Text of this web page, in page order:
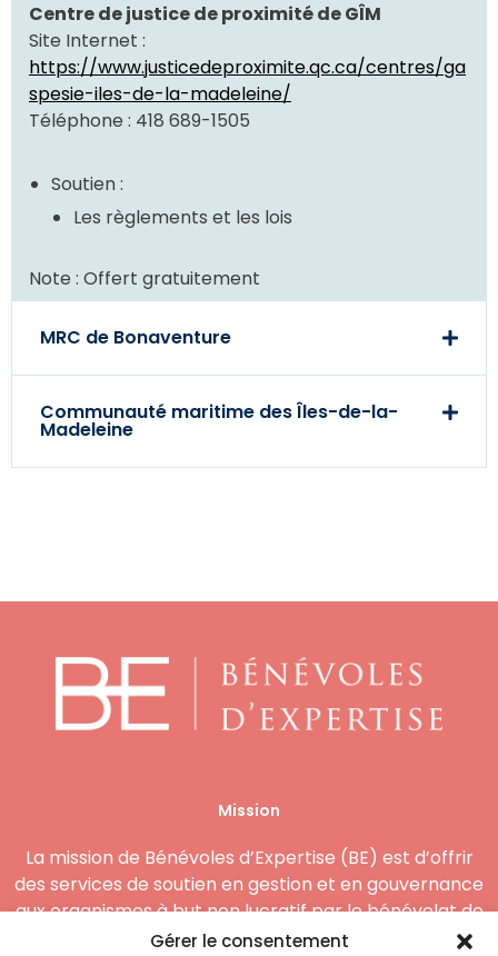
Gérer le consentement
Centre de justice de proximité de GÎM
Site Internet :
https://www.justicedeproximite.qc.ca/centres/ga
spesie-iles-de-la-madeleine/
Téléphone : 418 689-1505
Soutien :
Les règlements et les lois
Note : Offert gratuitement
MRC de Bonaventure
Communauté maritime des Îles-de-la-
Madeleine
Mission
La mission de Bénévoles d’Expertise (BE) est d’offrir
des services de soutien en gestion et en gouvernance
aux organismes à but non lucratif par le bénévolat de
compétences.